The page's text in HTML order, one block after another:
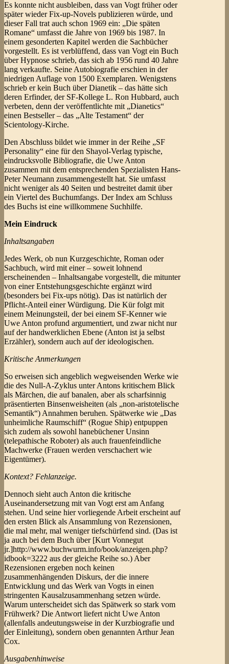
Es konnte nicht ausbleiben, dass van Vogt früher oder
später wieder Fix-up-Novels publizieren würde, und
dieser Fall trat auch schon 1969 ein: „Die späten
Romane“ umfasst die Jahre von 1969 bis 1987. In
einem gesonderten Kapitel werden die Sachbücher
vorgestellt. Es ist verblüffend, dass van Vogt ein Buch
über Hypnose schrieb, das sich ab 1956 rund 40 Jahre
lang verkaufte. Seine Autobiografie erschien in der
niedrigen Auflage von 1500 Exemplaren. Wenigstens
schrieb er kein Buch über Dianetik – das hätte sich
deren Erfinder, der SF-Kollege L. Ron Hubbard, auch
verbeten, denn der veröffentlichte mit „Dianetics“
einen Bestseller – das „Alte Testament“ der
Scientology-Kirche.
Den Abschluss bildet wie immer in der Reihe „SF
Personality“ eine für den Shayol-Verlag typische,
eindrucksvolle Bibliografie, die Uwe Anton
zusammen mit dem entsprechenden Spezialisten Hans-
Peter Neumann zusammengestellt hat. Sie umfasst
nicht weniger als 40 Seiten und bestreitet damit über
ein Viertel des Buchumfangs. Der Index am Schluss
des Buchs ist eine willkommene Suchhilfe.
Mein Eindruck
Inhaltsangaben
Jedes Werk, ob nun Kurzgeschichte, Roman oder
Sachbuch, wird mit einer – soweit lohnend
erscheinenden – Inhaltsangabe vorgestellt, die mitunter
von einer Entstehungsgeschichte ergänzt wird
(besonders bei Fix-ups nötig). Das ist natürlich der
Pflicht-Anteil einer Würdigung. Die Kür folgt mit
einem Meinungsteil, der bei einem SF-Kenner wie
Uwe Anton profund argumentiert, und zwar nicht nur
auf der handwerklichen Ebene (Anton ist ja selbst
Erzähler), sondern auch auf der ideologischen.
Kritische Anmerkungen
So erweisen sich angeblich wegweisenden Werke wie
die des Null-A-Zyklus unter Antons kritischem Blick
als Märchen, die auf banalen, aber als scharfsinnig
präsentierten Binsenweisheiten (als „non-aristotelische
Semantik“) Annahmen beruhen. Spätwerke wie „Das
unheimliche Raumschiff“ (Rogue Ship) entpuppen
sich zudem als sowohl hanebüchener Unsinn
(telepathische Roboter) als auch frauenfeindliche
Machwerke (Frauen werden verschachert wie
Eigentümer).
Kontext? Fehlanzeige.
Dennoch sieht auch Anton die kritische
Auseinandersetzung mit van Vogt erst am Anfang
stehen. Und seine hier vorliegende Arbeit erscheint auf
den ersten Blick als Ansammlung von Rezensionen,
die mal mehr, mal weniger tiefschürfend sind. (Das ist
ja auch bei dem Buch über [Kurt Vonnegut
jr.]http://www.buchwurm.info/book/anzeigen.php?
idbook=3222 aus der gleiche Reihe so.) Aber
Rezensionen ergeben noch keinen
zusammenhängenden Diskurs, der die innere
Entwicklung und das Werk van Vogts in einen
stringenten Kausalzusammenhang setzen würde.
Warum unterscheidet sich das Spätwerk so stark vom
Frühwerk? Die Antwort liefert nicht Uwe Anton
(allenfalls andeutungsweise in der Kurzbiografie und
der Einleitung), sondern oben genannten Arthur Jean
Cox.
Ausgabenhinweise